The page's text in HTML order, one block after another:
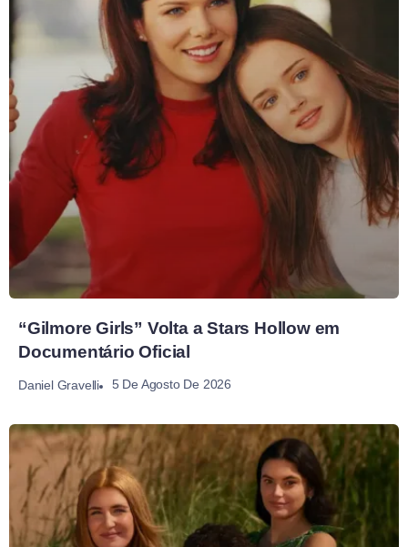
“Gilmore Girls” Volta a Stars Hollow em
Documentário Oficial
Daniel Gravelli 5 De Agosto De 2026